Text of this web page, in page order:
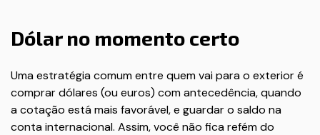
Dólar no momento certo
Uma estratégia comum entre quem vai para o exterior é
comprar dólares (ou euros) com antecedência, quando
a cotação está mais favorável, e guardar o saldo na
conta internacional. Assim, você não fica refém do